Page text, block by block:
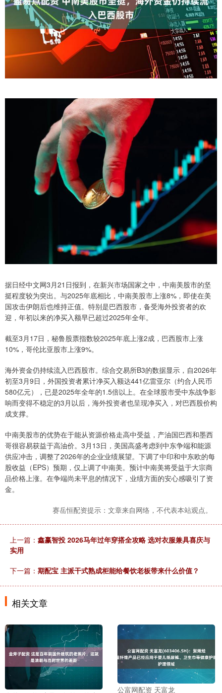
据日经中文网3月21日报到，在新兴市场国家之中，中南美股市的坚
挺程度较为突出。与2025年底相比，中南美股市上涨8%，即使在美
国攻击伊朗后也维持正值。特别是巴西股市，备受海外投资者的欢
迎，年初以来的净买入额早已超过2025年全年。
截至3月17日，秘鲁股票指数较2025年底上涨2成，巴西股市上涨
10%，哥伦比亚股市上涨9%。
海外资金仍持续流入巴西股市。综合交易所B3的数据显示，自2026年
初至3月9日，外国投资者累计净买入额达441亿雷亚尔（约合人民币
580亿元），已是2025年全年的1.5倍以上。在全球股市受中东战争影
响而变得不稳定的3月以后，海外投资者也呈现净买入，对巴西股价构
成支撑。
中南美股市的优势在于能从资源价格走高中受益，产油国巴西和墨西
哥很容易获益于高油价。3月13日，美国高盛考虑到中东争端和能源
供应冲击，调整了2026年的企业业绩展望。下调了中印和中东欧的每
股收益（EPS）预期，仅上调了中南美。预计中南美将受益于大宗商
品价格上涨。在争端尚未平息的情况下，业绩方面的安心感吸引了资
金。
赛岳恒配资提示：文章来自网络，不代表本站观点。
上一篇： 鑫赢智投 2026马年过年穿搭全攻略 选对衣服兼具喜庆与
实用
下一篇： 期配宝 主派干式熟成柜能给餐饮老板带来什么价值？
相关文章
公富网配资 天富龙